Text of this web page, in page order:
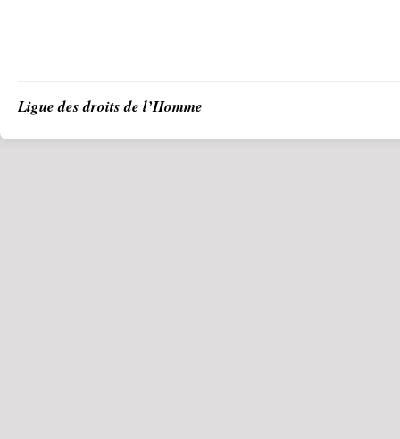
Ligue des droits de l’Homme